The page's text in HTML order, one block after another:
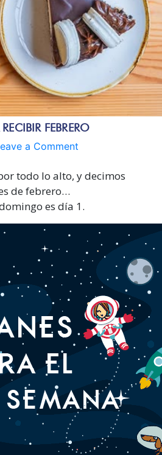
FEBRERO
a Comment
PARA
FEBRERO
todo lo alto, y decimos
de febrero…
es día 1.